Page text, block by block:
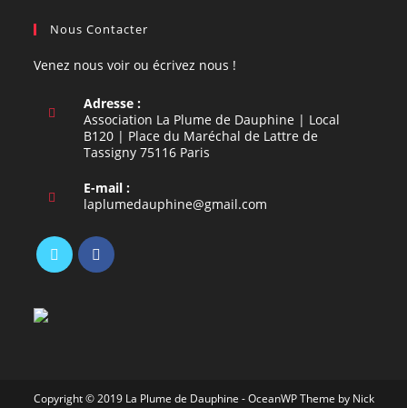
Nous Contacter
Venez nous voir ou écrivez nous !
Adresse :
Association La Plume de Dauphine | Local
B120 | Place du Maréchal de Lattre de
Tassigny 75116 Paris
E-mail :
laplumedauphine@gmail.com
dans
un
Copyright © 2019 La Plume de Dauphine - OceanWP Theme by Nick